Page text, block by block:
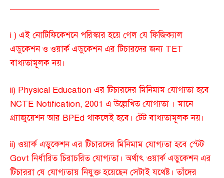
—————————————————–
i ) এই নোটিফিকেশনে পরিস্কার হয়ে গেল যে ফিজিক্যাল
এডুকেশন ও ওয়ার্ক এডুকেশন এর টিচারদের জন্য TET
বাধ্যতামূলক নয়।
ii) Physical Education এর টিচারদের মিনিমাম যোগ্যতা হবে
NCTE Notification, 2001 এ উল্লেখিত যোগ্যতা । মানে
গ্র্যাজুয়েশন আর BPEd থাকলেই হবে। টেট বাধ্যতামূলক নয়।
ii) ওয়ার্ক এডুকেশন এর টিচারদের মিনিমাম যোগ্যতা হবে স্টেট
Govt নির্ধারিত চিরাচরিত যোগ্যতা। অর্থাৎ ওয়ার্ক এডুকেশন এর
টিচাররা যে যোগ্যতায় নিযুক্ত হয়েছেন সেটাই যথেষ্ট। তাঁদের